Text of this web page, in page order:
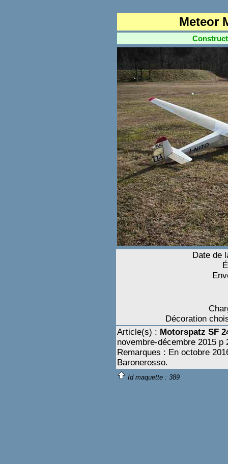
Meteor
Date de
Décoration
Article(s) : Motorspatz SF
novembre-décembre 2015 p
Remarques : En octobre
Baronerosso.
Id maquette : 389